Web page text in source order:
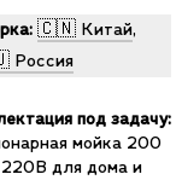
🇨🇳 Китай,
под задачу:
мойка 200
220В для дома и